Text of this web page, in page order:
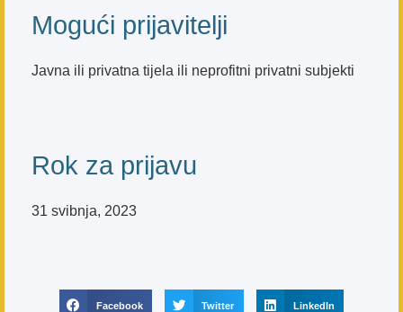
Mogući prijavitelji
Javna ili privatna tijela ili neprofitni privatni subjekti
Rok za prijavu
31 svibnja, 2023
Facebook Twitter LinkedIn